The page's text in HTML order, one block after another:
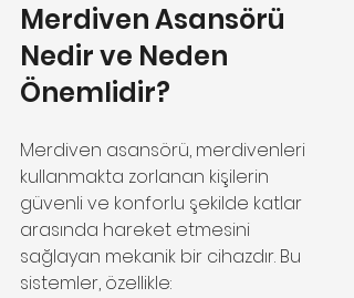
Merdiven Asansörü
Nedir ve Neden
Önemlidir?
Merdiven asansörü, merdivenleri
kullanmakta zorlanan kişilerin
güvenli ve konforlu şekilde katlar
arasında hareket etmesini
sağlayan mekanik bir cihazdır. Bu
sistemler, özellikle: